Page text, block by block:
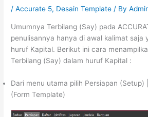
/Accurate 5, Desain Template / By
Umumnya Terbilang (Say) pada
penulisannya hanya di awal kalimat saja
huruf Kapital. Berikut ini cara
Terbilang (Say) dalam huruf Kapital :
Dari menu utama pilih Persiapan (Setup)
(Form Template)